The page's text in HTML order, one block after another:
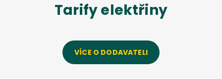
Tarifyelektřiny
VÍCE O DODAVATELI